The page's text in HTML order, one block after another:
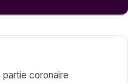
coronaire